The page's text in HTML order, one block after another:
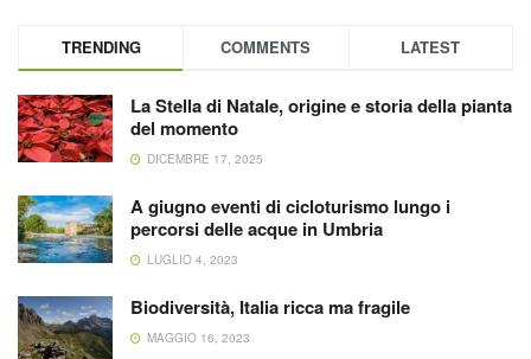
TRENDING COMMENTS LATEST
La Stella di Natale, origine e storia della pianta
del momento
DICEMBRE 17, 2025
A giugno eventi di cicloturismo lungo i
percorsi delle acque in Umbria
LUGLIO 4, 2023
Biodiversità, Italia ricca ma fragile
MAGGIO 16, 2023